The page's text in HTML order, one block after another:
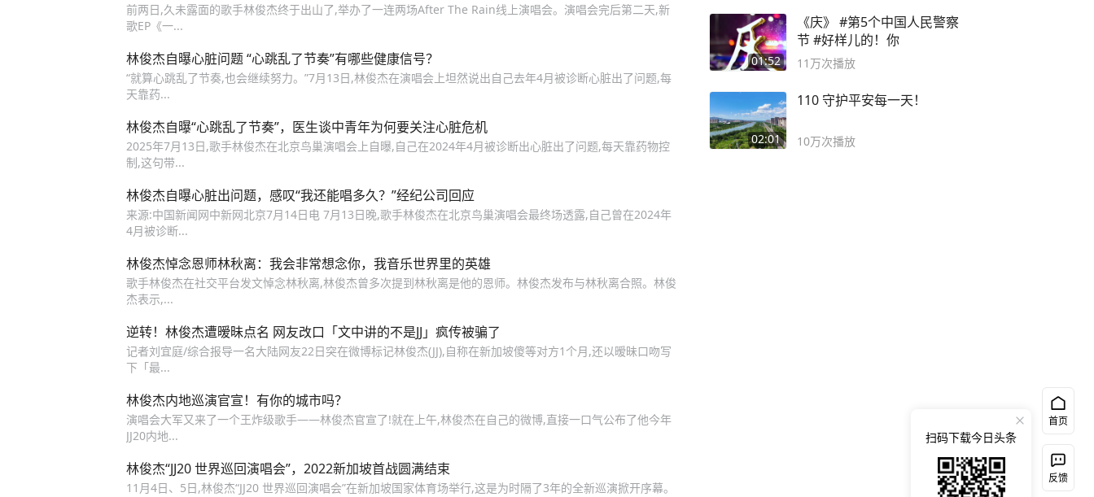
前两日,久未露面的歌手林俊杰终于出山了,举办了一连两场After The Rain线上演唱会。演唱会完后第二天,新
歌EP《一...
林俊杰自曝心脏问题 “心跳乱了节奏”有哪些健康信号？
“就算心跳乱了节奏,也会继续努力。”7月13日,林俊杰在演唱会上坦然说出自己去年4月被诊断心脏出了问题,每
天靠药...
林俊杰自曝“心跳乱了节奏”，医生谈中青年为何要关注心脏危机
2025年7月13日,歌手林俊杰在北京鸟巢演唱会上自曝,自己在2024年4月被诊断出心脏出了问题,每天靠药物控
制,这句带...
林俊杰自曝心脏出问题，感叹“我还能唱多久？”经纪公司回应
来源:中国新闻网中新网北京7月14日电 7月13日晚,歌手林俊杰在北京鸟巢演唱会最终场透露,自己曾在2024年
4月被诊断...
林俊杰悼念恩师林秋离：我会非常想念你，我音乐世界里的英雄
歌手林俊杰在社交平台发文悼念林秋离,林俊杰曾多次提到林秋离是他的恩师。林俊杰发布与林秋离合照。林俊
杰表示,...
逆转！林俊杰遭暧昧点名 网友改口「文中讲的不是JJ」疯传被骗了
记者刘宜庭/综合报导一名大陆网友22日突在微博标记林俊杰(JJ),自称在新加坡傻等对方1个月,还以暧昧口吻写
下「最...
林俊杰内地巡演官宣！有你的城市吗？
演唱会大军又来了一个王炸级歌手——林俊杰官宣了!就在上午,林俊杰在自己的微博,直接一口气公布了他今年
JJ20内地...
林俊杰“JJ20 世界巡回演唱会”，2022新加坡首战圆满结束
11月4日、5日,林俊杰“JJ20 世界巡回演唱会”在新加坡国家体育场举行,这是为时隔了3年的全新巡演掀开序幕。
01:52
《庆》 #第5个中国人民警察
节 #好样儿的！你
11万次播放
02:01
110 守护平安每一天！
10万次播放
首页
反馈
扫码下载今日头条